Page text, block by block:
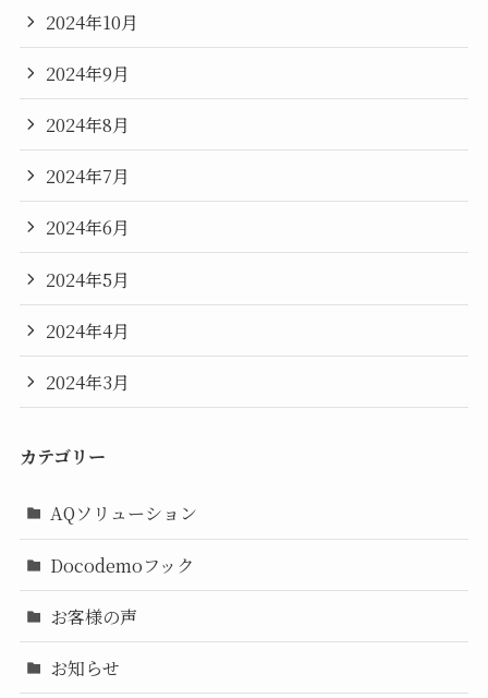
2024年10月
2024年9月
2024年8月
2024年7月
2024年6月
2024年5月
2024年4月
2024年3月
カテゴリー
AQソリューション
Docodemoフック
お客様の声
お知らせ